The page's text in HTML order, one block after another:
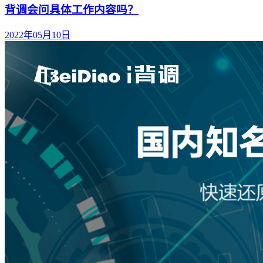
背调会问具体工作内容吗？
2022年05月10日